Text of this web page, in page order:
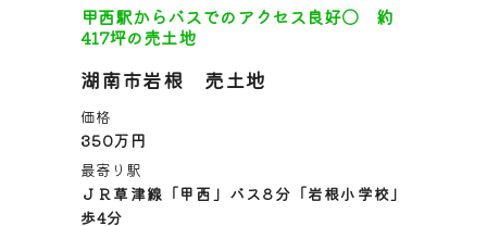
甲西駅からバスでのアクセス良好〇 約
417坪の売土地
湖南市岩根 売土地
価格
350万円
最寄り駅
ＪＲ草津線「甲西」バス8分「岩根小学校」
歩4分